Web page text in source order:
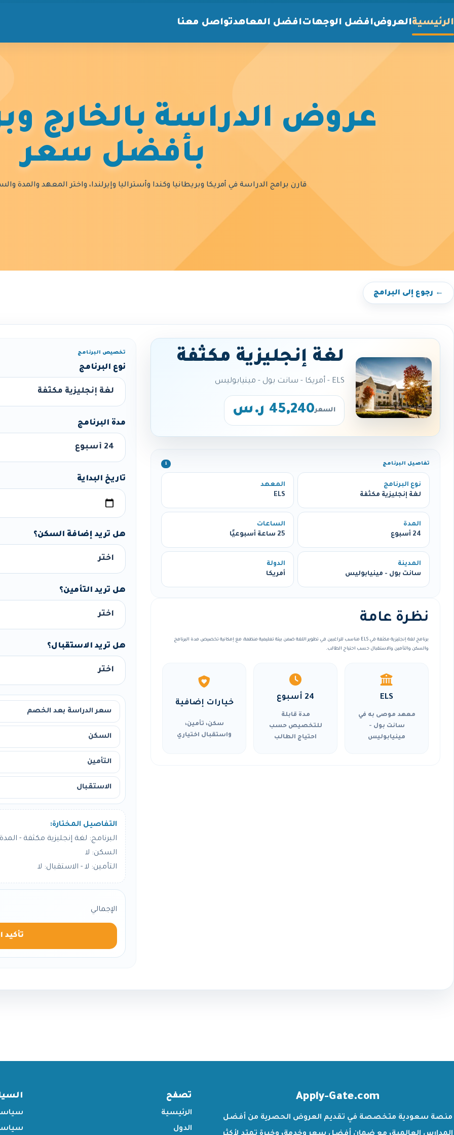
الرئيسيةالعروضافضل الوجهاتافضل المعاهدتواصل معنا
عروض الدراسة بالخارج
بأفضل سعر
قارن برامج الدراسة في أمريكا وبريطانيا وكندا وأستراليا وإيرلندا، واختر المعهد والمدة
← رجوع إلى البرامج
لغة إنجليزية مكثفة
ELS - أمريكا - سانت بول - مينيابوليس
السعر45,240 ر.س
تفاصيل البرنامج ℹ️
نوع البرنامج
لغة إنجليزية مكثفة
المعهد
ELS
المدة
24 أسبوع
الساعات
25 ساعة أسبوعيًا
المدينة
سانت بول - مينيابوليس
الدولة
أمريكا
نظرة عامة
برنامج لغة إنجليزية مكثفة في ELS مناسب للراغبين في تطوير اللغة ضمن بيئة تعليمية منظمة، مع إمكانية تخصيص مدة البرنامج
والسكن والتأمين والاستقبال حسب احتياج الطالب.
ELS
معهد موصى به في
سانت بول -
مينيابوليس
24 أسبوع
مدة قابلة
للتخصيص حسب
احتياج الطالب
خيارات إضافية
سكن، تأمين،
واستقبال اختياري
تخصيص البرنامج
نوع البرنامج
مدة البرنامج
تاريخ البداية
هل تريد إضافة السكن؟
هل تريد التأمين؟
هل تريد الاستقبال؟
سعر الدراسة بعد الخصم
السكن
التأمين
الاستقبال
التفاصيل المختارة:
البرنامج: لغة إنجليزية مكثفة - المدة: 24
السكن: لا
التأمين: لا - الاستقبال: لا
الإجمالي
تأكيد
Apply-Gate.com
منصة سعودية متخصصة في تقديم العروض الحصرية من أفضل
تصفح
الرئيسية
الدول